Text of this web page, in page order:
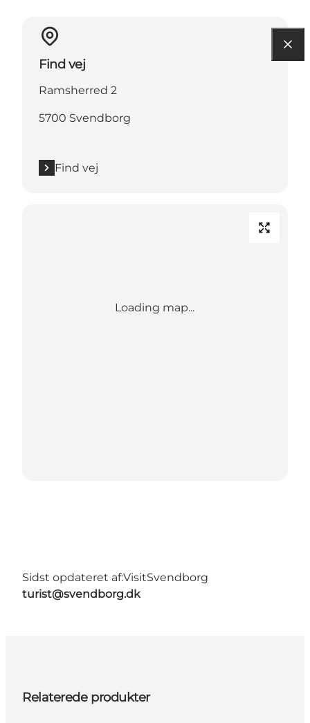
Find vej
Ramsherred 2
5700 Svendborg
Find vej
Loading map...
Sidst opdateret af:VisitSvendborg
turist@svendborg.dk
Relaterede produkter